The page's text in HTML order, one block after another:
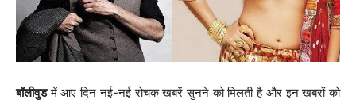
बॉलीवुडमें आए दिन नई-नई रोचक खबरें सुनने को मिलती है और इन खबरों को